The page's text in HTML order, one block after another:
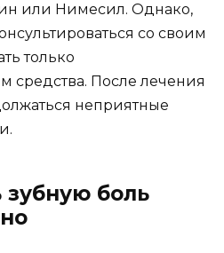
или Нимесил. Однако,
со своим
только
средства. После лечения
неприятные
боль